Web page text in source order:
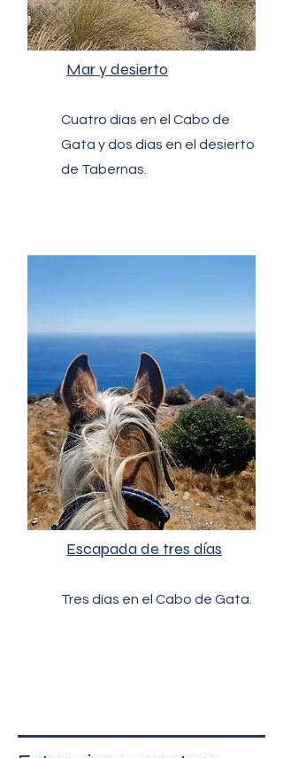
Mar y desierto​​
Cuatro días en el Cabo de
Gata y dos días en el desierto
de Tabernas.
Escapada de tres días​
Tres días en el Cabo de Gata.